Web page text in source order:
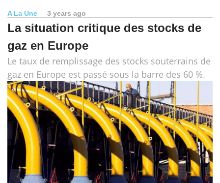
A La Une 3 years ago
La situation critique des stocks de
gaz en Europe
Le taux de remplissage des stocks souterrains de
gaz en Europe est passé sous la barre des 60 %.